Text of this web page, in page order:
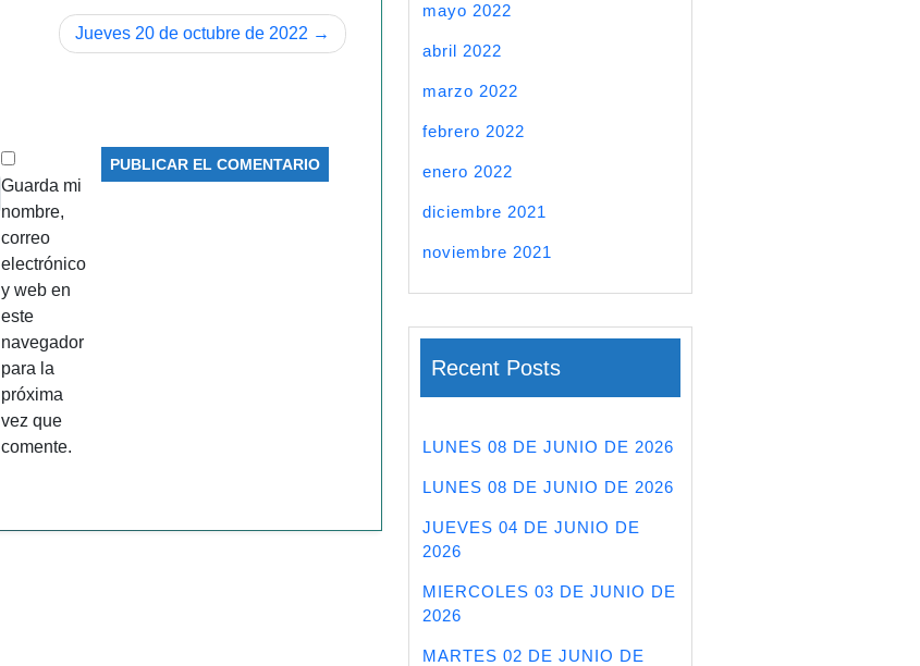
Jueves 20 de octubre de 2022
Guarda mi
nombre,
correo
electrónico
y web en
este
navegador
para la
próxima
vez que
comente.
mayo 2022
abril 2022
marzo 2022
febrero 2022
enero 2022
diciembre 2021
noviembre 2021
Recent Posts
LUNES 08 DE JUNIO DE 2026
LUNES 08 DE JUNIO DE 2026
JUEVES 04 DE JUNIO DE
2026
MIERCOLES 03 DE JUNIO DE
2026
MARTES 02 DE JUNIO DE